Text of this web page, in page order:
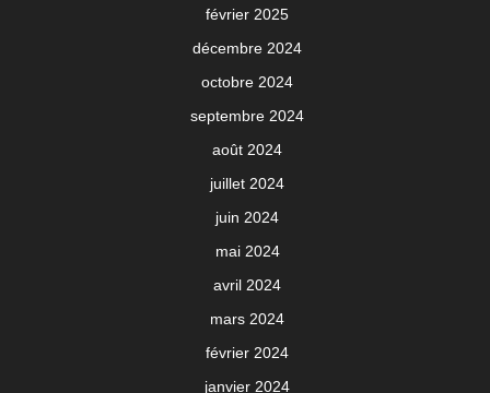
février 2025
décembre 2024
octobre 2024
septembre 2024
août 2024
juillet 2024
juin 2024
mai 2024
avril 2024
mars 2024
février 2024
janvier 2024